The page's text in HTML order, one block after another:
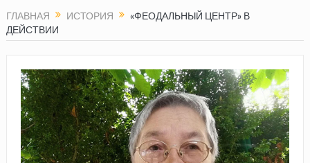
ГЛАВНАЯ ИСТОРИЯ
«ФЕОДАЛЬНЫЙ ЦЕНТР» В
ДЕЙСТВИИ